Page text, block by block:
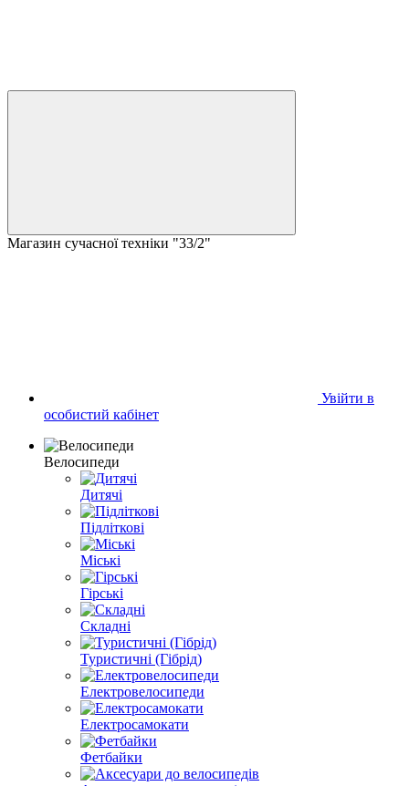
Магазин сучасної техніки "33/2"
Увійти в
особистий кабінет
Велосипеди
Дитячі
Підліткові
Міські
Гірські
Складні
Туристичні (Гібрід)
Електровелосипеди
Електросамокати
Фетбайки